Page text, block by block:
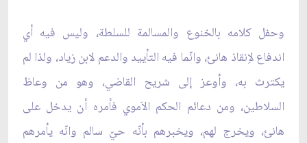
وحفل كلامه بالخنوع والمسالمة للسلطة، وليس فيه أي
اندفاع لاِنقاذ هانئ، وانّما فيه التأييد والدعم لابن زياد، ولذا لم
يكترث به، وأوعز إلى شريح القاضي، وهو من وعاظ
السلاطين، ومن دعائم الحكم الاَموي فأمره أن يدخل على
هانئ، ويخرج لهم، ويخبرهم بأنّه حيّ سالم وانّه يأمرهم